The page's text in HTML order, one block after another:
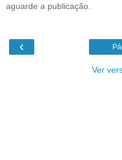
aguarde a publicação.
‹
Ver